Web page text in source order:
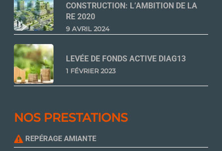
CONSTRUCTION: L’AMBITION DE LA
RE 2020
9 AVRIL 2024
LEVÉE DE FONDS ACTIVE DIAG13
1 FÉVRIER 2023
NOS PRESTATIONS
REPÉRAGE AMIANTE